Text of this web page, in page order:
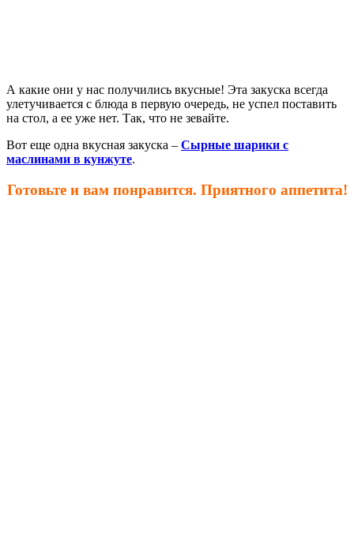
А какие они у нас получились вкусные! Эта закуска всегда
улетучивается с блюда в первую очередь, не успел поставить
на стол, а ее уже нет. Так, что не зевайте.
Вот еще одна вкусная закуска – Сырные шарики с
маслинами в кунжуте.
Готовьте и вам понравится. Приятного аппетита!